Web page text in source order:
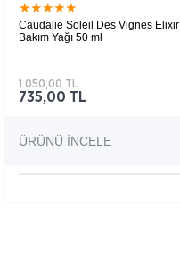
★★★★★
Caudalie Soleil Des Vignes Elixir
Bakım Yağı 50 ml
735,00 TL
1.050,00 TL
ÜRÜNÜ İNCELE